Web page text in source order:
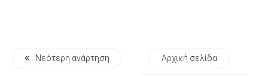
Νεότερη ανάρτηση Αρχική σελίδα